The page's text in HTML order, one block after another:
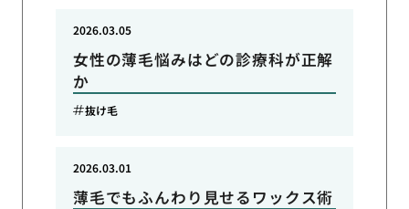
女性の薄毛悩みはどの診療科が正解
か
2026.03.05
抜け毛
薄毛でもふんわり見せるワックス術
2026.03.01